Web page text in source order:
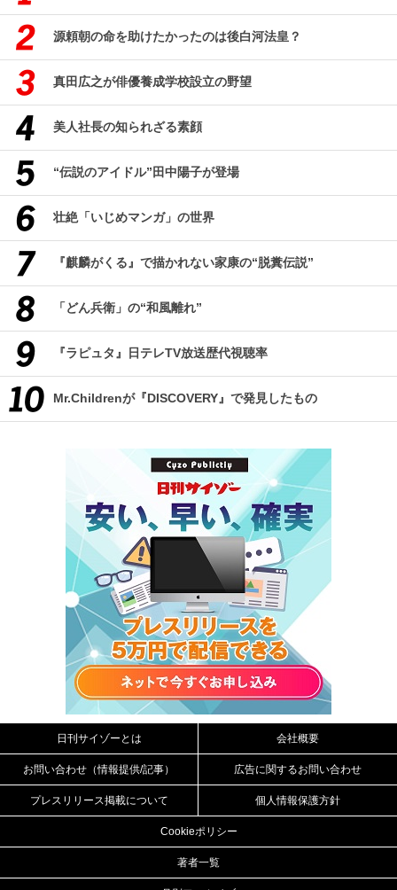
源頼朝の命を助けたかったのは後白河法皇？
真田広之が俳優養成学校設立の野望
美人社長の知られざる素顔
“伝説のアイドル”田中陽子が登場
壮絶「いじめマンガ」の世界
『麒麟がくる』で描かれない家康の“脱糞伝説”
「どん兵衛」の“和風離れ”
『ラピュタ』日テレTV放送歴代視聴率
Mr.Childrenが『DISCOVERY』で発見したもの
日刊サイゾーとは 会社概要
お問い合わせ（情報提供/記事） 広告に関するお問い合わせ
プレスリリース掲載について 個人情報保護方針
Cookieポリシー
著者一覧